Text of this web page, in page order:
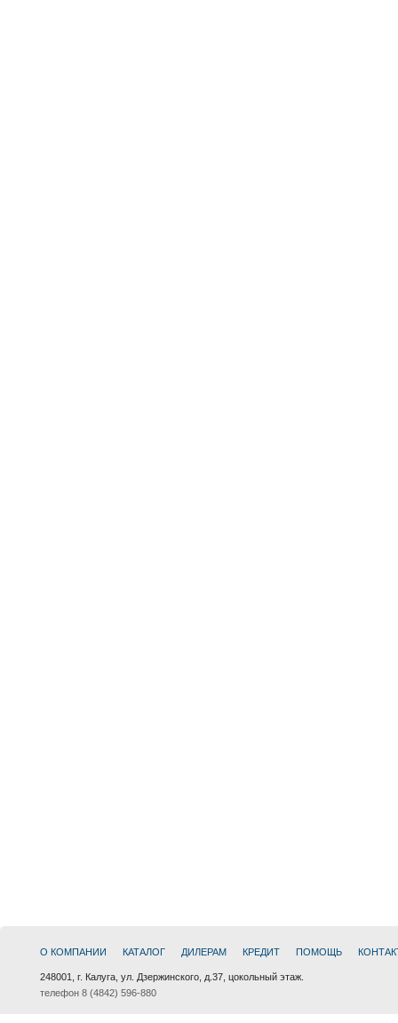
О КОМПАНИИ КАТАЛОГ ДИЛЕРАМ КРЕДИТ ПОМОЩЬ
248001, г. Калуга, ул. Дзержинского, д.37, цокольный этаж.
телефон 8 (4842) 596-880